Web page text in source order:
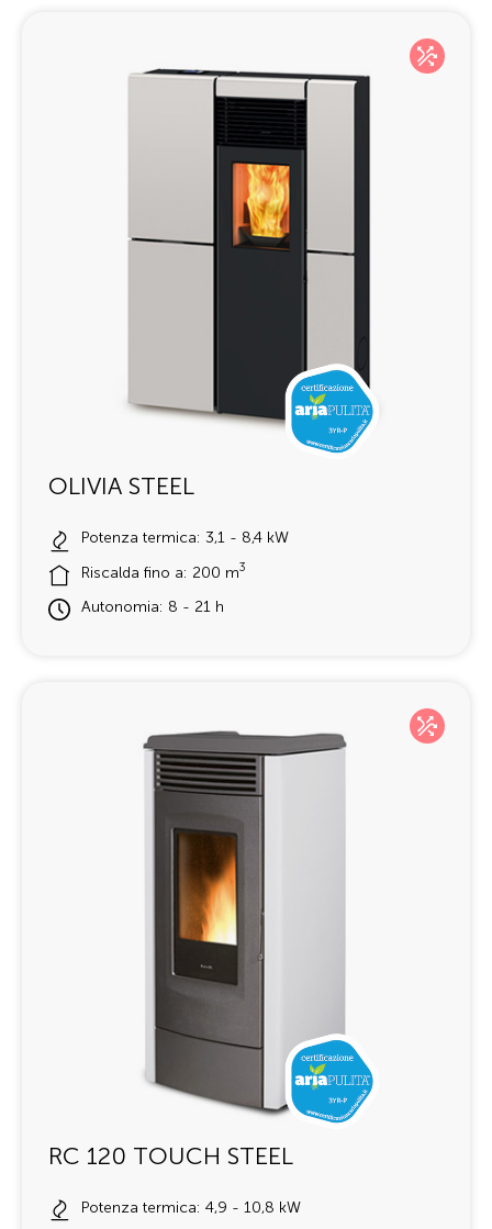
OLIVIA STEEL
Potenza termica: 3,1 - 8,4 kW
Riscalda fino a: 200 m3
Autonomia: 8 - 21 h
RC 120 TOUCH STEEL
Potenza termica: 4,9 - 10,8 kW